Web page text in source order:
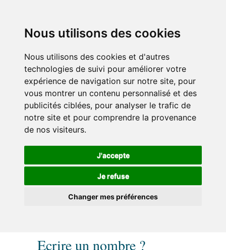
Nous utilisons des cookies
Nous utilisons des cookies et d'autres
technologies de suivi pour améliorer votre
expérience de navigation sur notre site, pour
vous montrer un contenu personnalisé et des
publicités ciblées, pour analyser le trafic de
notre site et pour comprendre la provenance
de nos visiteurs.
J'accepte
Je refuse
Changer mes préférences
Ecrire un nombre ?